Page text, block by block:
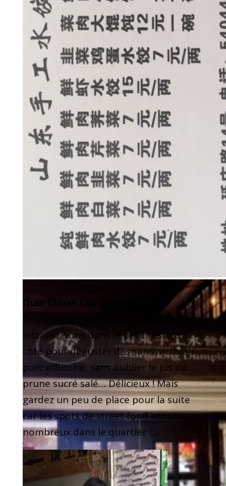
devanture du resto (quartier de l’Iapm)
Quin Chuan Lao Wan
Commandez des crêpes asiatiques et
installez-vous dans le petit resto d’à
côté pour déguster des sandwichs au
porc effiloché, sans oublier le jus de
prune sucré salé… Délicieux ! Mais
gardez un peu de place pour la suite
car les spots de street food sont
nombreux dans le quartier 🙂